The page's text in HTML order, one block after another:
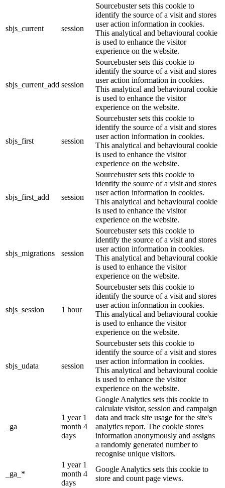
sbjs_current session
Sourcebuster sets this cookie to
identify the source of a visit and stores
user action information in cookies.
This analytical and behavioural cookie
is used to enhance the visitor
experience on the website.
sbjs_current_add session
Sourcebuster sets this cookie to
identify the source of a visit and stores
user action information in cookies.
This analytical and behavioural cookie
is used to enhance the visitor
experience on the website.
sbjs_first session
Sourcebuster sets this cookie to
identify the source of a visit and stores
user action information in cookies.
This analytical and behavioural cookie
is used to enhance the visitor
experience on the website.
sbjs_first_add session
Sourcebuster sets this cookie to
identify the source of a visit and stores
user action information in cookies.
This analytical and behavioural cookie
is used to enhance the visitor
experience on the website.
sbjs_migrations session
Sourcebuster sets this cookie to
identify the source of a visit and stores
user action information in cookies.
This analytical and behavioural cookie
is used to enhance the visitor
experience on the website.
sbjs_session 1 hour
Sourcebuster sets this cookie to
identify the source of a visit and stores
user action information in cookies.
This analytical and behavioural cookie
is used to enhance the visitor
experience on the website.
sbjs_udata session
Sourcebuster sets this cookie to
identify the source of a visit and stores
user action information in cookies.
This analytical and behavioural cookie
is used to enhance the visitor
experience on the website.
_ga
1 year 1
month 4
days
Google Analytics sets this cookie to
calculate visitor, session and campaign
data and track site usage for the site's
analytics report. The cookie stores
information anonymously and assigns
a randomly generated number to
recognise unique visitors.
_ga_*
1 year 1
month 4
days
Google Analytics sets this cookie to
store and count page views.